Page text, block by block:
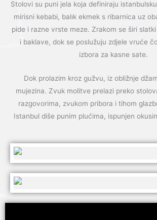
Stolovi su puni jela koja definiraju
mirisni kebabi, balık ekmek s ribarnica uz
pide i razne vrste meze. Zrakom se širi
i baklave, dok se poslužuju zdjele vruće
izbora za kasne sate.
Dok prolazim kroz gužvu, iz obližnje
mujezina. Zvuk molitve prelazi preko
razgovorima, zvukom pribora i tihom
Istanbul diše punim plućima, ispunjen